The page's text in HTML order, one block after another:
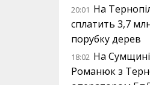
20:01 На
сплатить 3,7
порубку дерев
18:02 На
Романюк з